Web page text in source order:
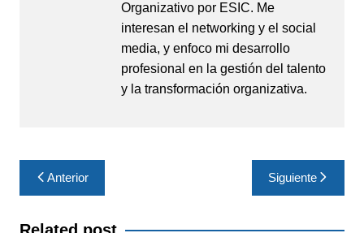
Organizativo por ESIC. Me
interesan el networking y el social
media, y enfoco mi desarrollo
profesional en la gestión del talento
y la transformación organizativa.
Navegación
de
entradas
Anterior Siguiente